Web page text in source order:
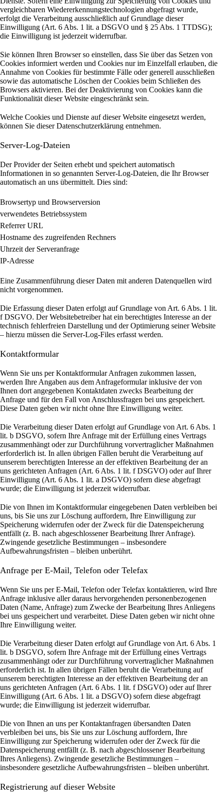
vergleichbaren Wiedererkennungstechnologien abgefragt wurde,
erfolgt die Verarbeitung ausschließlich auf Grundlage dieser
Einwilligung (Art. 6 Abs. 1 lit. a DSGVO und § 25 Abs. 1 TTDSG);
die Einwilligung ist jederzeit widerrufbar.
Sie können Ihren Browser so einstellen, dass Sie über das Setzen von
Cookies informiert werden und Cookies nur im Einzelfall erlauben, die
Annahme von Cookies für bestimmte Fälle oder generell ausschließen
sowie das automatische Löschen der Cookies beim Schließen des
Browsers aktivieren. Bei der Deaktivierung von Cookies kann die
Funktionalität dieser Website eingeschränkt sein.
Welche Cookies und Dienste auf dieser Website eingesetzt werden,
können Sie dieser Datenschutzerklärung entnehmen.
Server-Log-Dateien
Der Provider der Seiten erhebt und speichert automatisch
Informationen in so genannten Server-Log-Dateien, die Ihr Browser
automatisch an uns übermittelt. Dies sind:
Browsertyp und Browserversion
verwendetes Betriebssystem
Referrer URL
Hostname des zugreifenden Rechners
Uhrzeit der Serveranfrage
IP-Adresse
Eine Zusammenführung dieser Daten mit anderen Datenquellen wird
nicht vorgenommen.
Die Erfassung dieser Daten erfolgt auf Grundlage von Art. 6 Abs. 1 lit.
f DSGVO. Der Websitebetreiber hat ein berechtigtes Interesse an der
technisch fehlerfreien Darstellung und der Optimierung seiner Website
– hierzu müssen die Server-Log-Files erfasst werden.
Kontaktformular
Wenn Sie uns per Kontaktformular Anfragen zukommen lassen,
werden Ihre Angaben aus dem Anfrageformular inklusive der von
Ihnen dort angegebenen Kontaktdaten zwecks Bearbeitung der
Anfrage und für den Fall von Anschlussfragen bei uns gespeichert.
Diese Daten geben wir nicht ohne Ihre Einwilligung weiter.
Die Verarbeitung dieser Daten erfolgt auf Grundlage von Art. 6 Abs. 1
lit. b DSGVO, sofern Ihre Anfrage mit der Erfüllung eines Vertrags
zusammenhängt oder zur Durchführung vorvertraglicher Maßnahmen
erforderlich ist. In allen übrigen Fällen beruht die Verarbeitung auf
unserem berechtigten Interesse an der effektiven Bearbeitung der an
uns gerichteten Anfragen (Art. 6 Abs. 1 lit. f DSGVO) oder auf Ihrer
Einwilligung (Art. 6 Abs. 1 lit. a DSGVO) sofern diese abgefragt
wurde; die Einwilligung ist jederzeit widerrufbar.
Die von Ihnen im Kontaktformular eingegebenen Daten verbleiben bei
uns, bis Sie uns zur Löschung auffordern, Ihre Einwilligung zur
Speicherung widerrufen oder der Zweck für die Datenspeicherung
entfällt (z. B. nach abgeschlossener Bearbeitung Ihrer Anfrage).
Zwingende gesetzliche Bestimmungen – insbesondere
Aufbewahrungsfristen – bleiben unberührt.
Anfrage per E-Mail, Telefon oder Telefax
Wenn Sie uns per E-Mail, Telefon oder Telefax kontaktieren, wird Ihre
Anfrage inklusive aller daraus hervorgehenden personenbezogenen
Daten (Name, Anfrage) zum Zwecke der Bearbeitung Ihres Anliegens
bei uns gespeichert und verarbeitet. Diese Daten geben wir nicht ohne
Ihre Einwilligung weiter.
Die Verarbeitung dieser Daten erfolgt auf Grundlage von Art. 6 Abs. 1
lit. b DSGVO, sofern Ihre Anfrage mit der Erfüllung eines Vertrags
zusammenhängt oder zur Durchführung vorvertraglicher Maßnahmen
erforderlich ist. In allen übrigen Fällen beruht die Verarbeitung auf
unserem berechtigten Interesse an der effektiven Bearbeitung der an
uns gerichteten Anfragen (Art. 6 Abs. 1 lit. f DSGVO) oder auf Ihrer
Einwilligung (Art. 6 Abs. 1 lit. a DSGVO) sofern diese abgefragt
wurde; die Einwilligung ist jederzeit widerrufbar.
Die von Ihnen an uns per Kontaktanfragen übersandten Daten
verbleiben bei uns, bis Sie uns zur Löschung auffordern, Ihre
Einwilligung zur Speicherung widerrufen oder der Zweck für die
Datenspeicherung entfällt (z. B. nach abgeschlossener Bearbeitung
Ihres Anliegens). Zwingende gesetzliche Bestimmungen –
insbesondere gesetzliche Aufbewahrungsfristen – bleiben unberührt.
Registrierung auf dieser Website